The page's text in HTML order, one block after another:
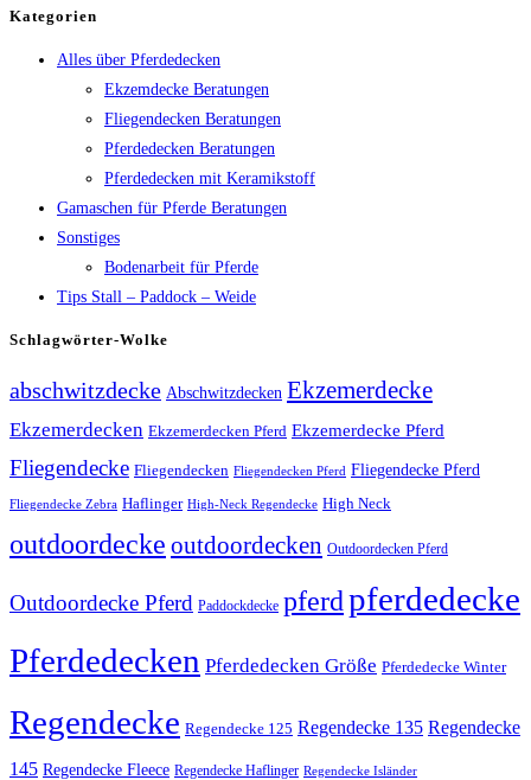
Kategorien
Alles über Pferdedecken
Ekzemdecke Beratungen
Fliegendecken Beratungen
Pferdedecken Beratungen
Pferdedecken mit Keramikstoff
Gamaschen für Pferde Beratungen
Sonstiges
Bodenarbeit für Pferde
Tips Stall – Paddock – Weide
Schlagwörter-Wolke
abschwitzdecke Abschwitzdecken Ekzemerdecke
Ekzemerdecken Ekzemerdecken Pferd Ekzemerdecke Pferd
Fliegendecke Fliegendecken Fliegendecken Pferd Fliegendecke Pferd
Fliegendecke Zebra Haflinger High-Neck Regendecke High Neck
outdoordecke outdoordecken Outdoordecken Pferd
Outdoordecke Pferd Paddockdecke pferdpferdedecke
Pferdedecken Pferdedecken Größe Pferdedecke Winter
Regendecke Regendecke 125 Regendecke 135 Regendecke
145 Regendecke Fleece Regendecke Haflinger Regendecke Isländer